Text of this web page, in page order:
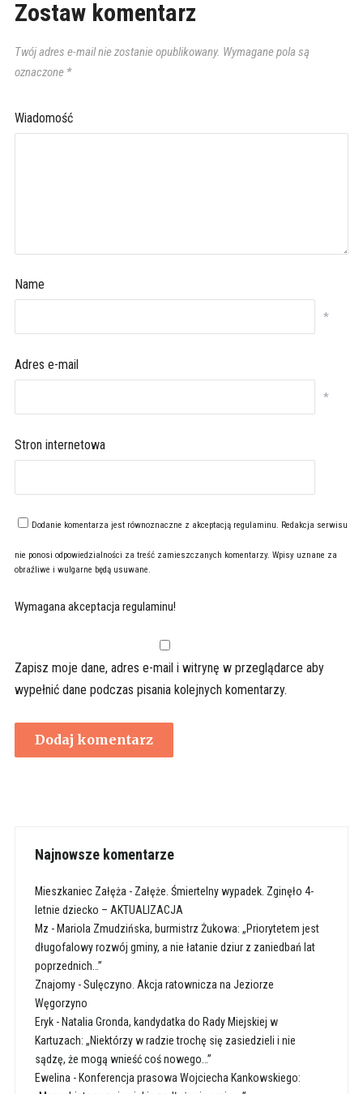
Zostaw komentarz
Twój adres e-mail nie zostanie opublikowany. Wymagane pola są
oznaczone *
Wiadomość
Name
*
Adres e-mail
*
Stron internetowa
Dodanie komentarza jest równoznaczne z akceptacją regulaminu. Redakcja serwisu
nie ponosi odpowiedzialności za treść zamieszczanych komentarzy. Wpisy uznane za
obraźliwe i wulgarne będą usuwane.
Wymagana akceptacja regulaminu!
Zapisz moje dane, adres e-mail i witrynę w przeglądarce aby
wypełnić dane podczas pisania kolejnych komentarzy.
Najnowsze komentarze
Mieszkaniec Załęża - Załęże. Śmiertelny wypadek. Zginęło 4-
letnie dziecko – AKTUALIZACJA
Mz - Mariola Zmudzińska, burmistrz Żukowa: „Priorytetem jest
długofalowy rozwój gminy, a nie łatanie dziur z zaniedbań lat
poprzednich…”
Znajomy-Sulęczyno. Akcja ratownicza na Jeziorze
Węgorzyno
Eryk- Natalia Gronda, kandydatka do Rady Miejskiej w
Kartuzach: „Niektórzy w radzie trochę się zasiedzieli i nie
sądzę, że mogą wnieść coś nowego…”
Ewelina - Konferencja prasowa Wojciecha Kankowskiego: